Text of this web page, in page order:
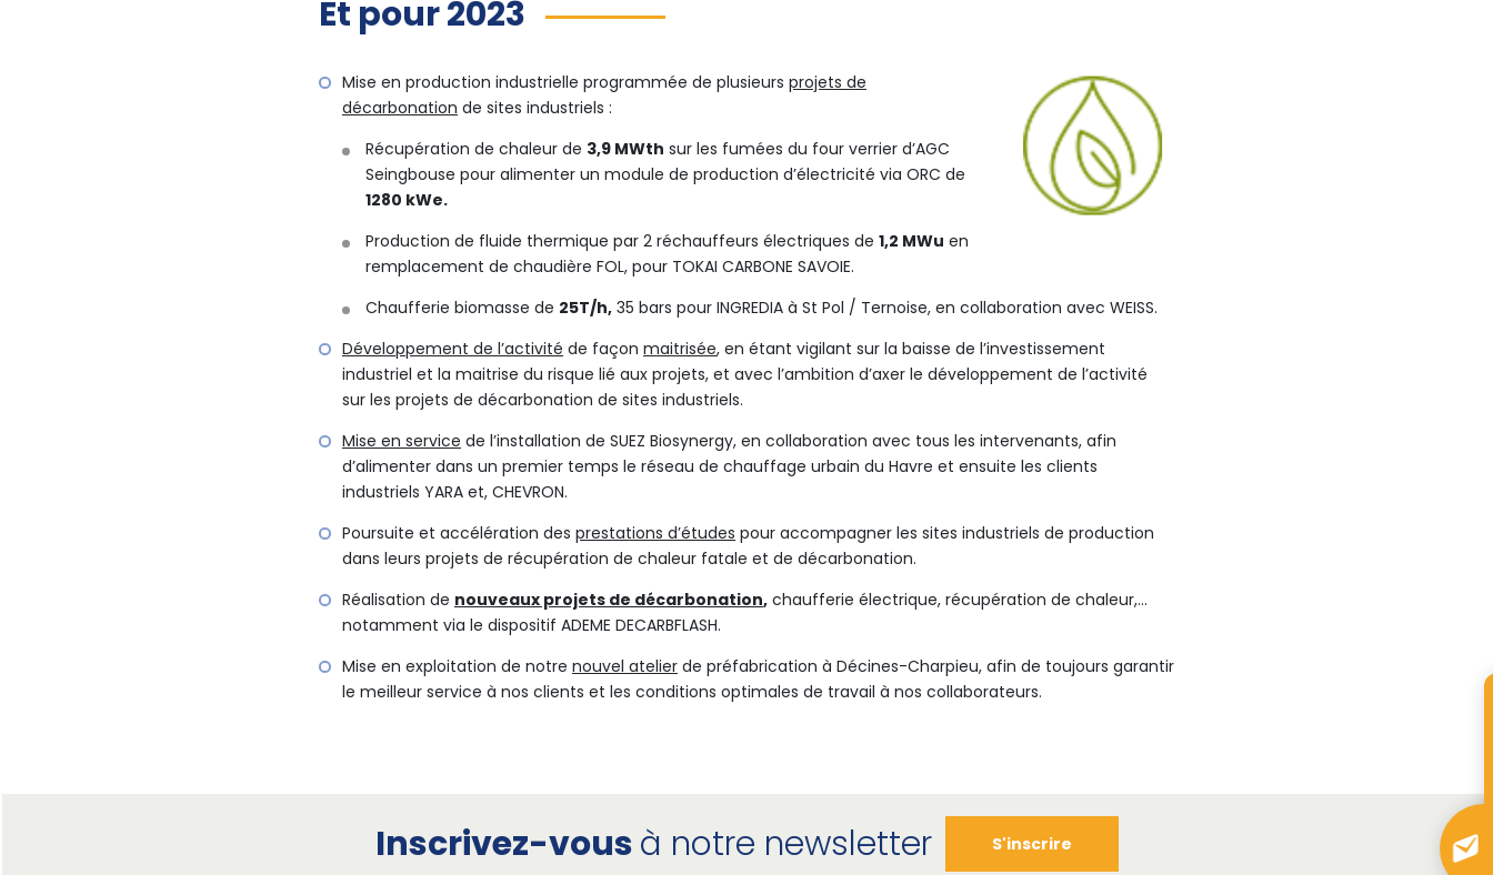
Et pour 2023
Mise en production industrielle programmée de plusieurs projets de
décarbonation de sites industriels :
Récupération de chaleur de 3,9 MWth sur les fumées du four verrier d’AGC
Seingbouse pour alimenter un module de production d’électricité via ORC de
1280 kWe.
Production de fluide thermique par 2 réchauffeurs électriques de 1,2 MWu en
remplacement de chaudière FOL, pour TOKAI CARBONE SAVOIE.
Chaufferie biomasse de 25T/h, 35 bars pour INGREDIA à St Pol / Ternoise, en collaboration avec WEISS.
Développement de l’activité de façon maitrisée, en étant vigilant sur la baisse de l’investissement
industriel et la maitrise du risque lié aux projets, et avec l’ambition d’axer le développement de l’activité
sur les projets de décarbonation de sites industriels.
Mise en service de l’installation de SUEZ Biosynergy, en collaboration avec tous les intervenants, afin
d’alimenter dans un premier temps le réseau de chauffage urbain du Havre et ensuite les clients
industriels YARA et, CHEVRON.
Poursuite et accélération des prestations d’études pour accompagner les sites industriels de production
dans leurs projets de récupération de chaleur fatale et de décarbonation.
Réalisation de nouveaux projets de décarbonation, chaufferie électrique, récupération de chaleur,…
notamment via le dispositif ADEME DECARBFLASH.
Mise en exploitation de notre nouvel atelier de préfabrication à Décines-Charpieu, afin de toujours garantir
le meilleur service à nos clients et les conditions optimales de travail à nos collaborateurs.
Inscrivez-vousà notre newsletter S'inscrire